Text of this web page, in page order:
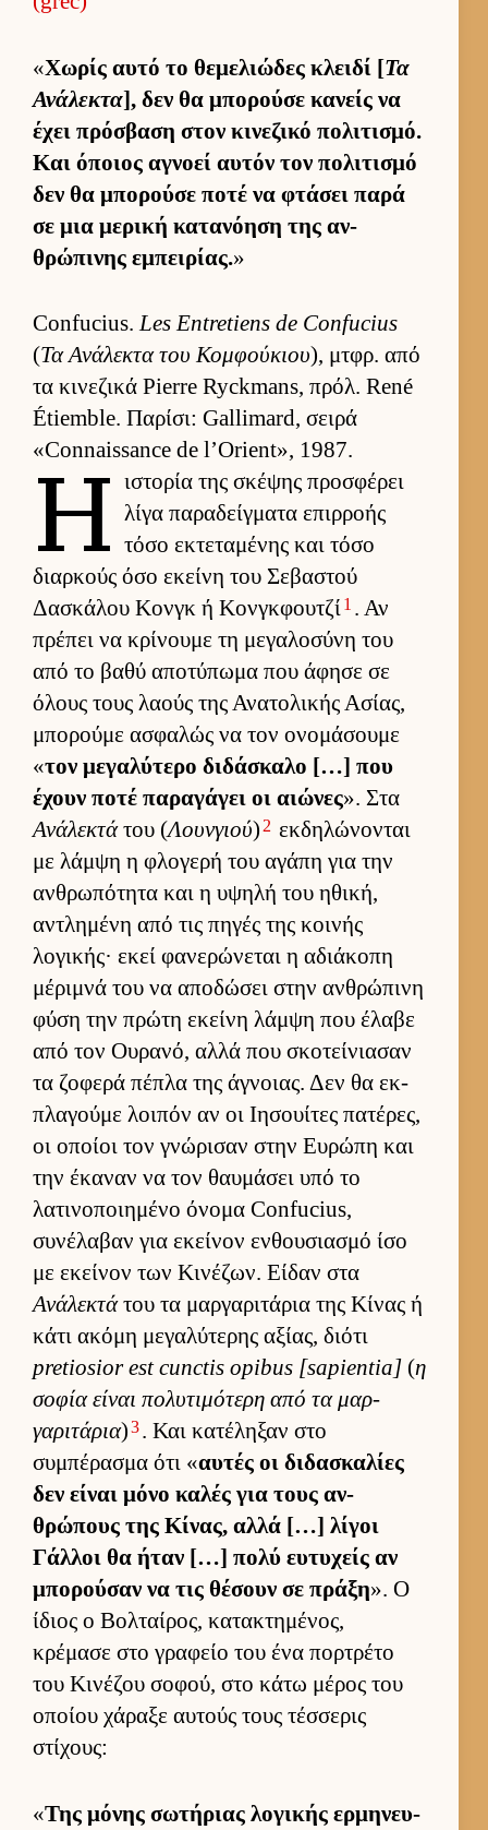
«Χωρίς αυτό το θεμελιώδες κλειδί [Τα
Ανάλεκτα], δεν θα μπορούσε κανείς να
έχει πρόσβαση στον κινεζικό πολιτισμό.
Και όποιος αγνοεί αυ­τόν τον πολιτισμό
δεν θα μπορούσε ποτέ να φτάσει παρά
σε μια μερική κατανόηση της αν­
θρώπινης εμπει­ρίας.»
Confucius.Les Entretiens de Confucius
(Τα Ανάλεκτα του Κομ­φού­κιου), μτ­φρ. από
τα κινεζικά Pierre Ryckmans, πρόλ. René
Étiemble. Παρίσι: Gallimard, σειρά
«Connaissance de l’Orient», 1987.
Η ιστορία της σκέψης προσφέρει
λίγα παραδείγ­ματα επιρ­ροής
τόσο εκτεταμένης και τόσο
διαρ­κούς όσο εκείνη του Σεβαστού
Δασκάλου Κονγκ ή Κονγ­κφου­τζί1 . Αν
πρέπει να κρίνουμε τη μεγαλοσύνη του
από το βαθύ αποτύπωμα που άφησε σε
όλους τους λαούς της Ανατολικής Ασίας,
μπορούμε ασφαλώς να τον ονομάσουμε
«τον μεγαλύτερο διδάσκαλο […] που
έχουν ποτέ παραγάγει οι αιώνες». Στα
Ανάλεκτάτου (Λουνγιού) 2 εκ­δηλώνονται
με λάμψη η φλογερή του αγάπη για την
αν­θρωπότητα και η υψηλή του ηθική,
αντλημένη από τις πηγές της κοι­νής
λογικής· εκεί φανερώνεται η αδιάκοπη
μέριμνά του να αποδώσει στην αν­θρώπινη
φύση την πρώτη εκείνη λάμψη που έλαβε
από τον Ου­ρανό, αλλά που σκοτεί­νια­σαν
τα ζοφερά πέπλα της άγνοιας. Δεν θα εκ­
πλαγούμε λοι­πόν αν οι Ιησουί­τες πατέρες,
οι οποίοι τον γνώρισαν στην Ευ­ρώπη και
την έκαναν να τον θαυ­μάσει υπό το
λατινοποι­ημένο όνομα Confucius,
συνέλαβαν για εκεί­νον εν­θου­σια­σμό ίσο
με εκεί­νον των Κινέζων. Εί­δαν στα
Ανάλεκτάτου τα μαρ­γαριτάρια της Κίνας ή
κάτι ακόμη μεγαλύτερης αξίας, διότι
pretiosior est cunctis opibus [sapientia] (η
σοφία εί­ναι πολυτιμότερη από τα μαρ­
γαριτάρια)3. Και κατέληξαν στο
συμπέρασμα ότι «αυ­τές οι διδασκαλίες
δεν εί­ναι μόνο καλές για τους αν­
θρώπους της Κίνας, αλλά […] λίγοι
Γάλ­λοι θα ήταν […] πολύ ευ­τυχείς αν
μπορού­σαν να τις θέσουν σε πράξη». Ο
ίδιος ο Βολ­ταί­ρος, κατακτημένος,
κρέμασε στο γραφείο του ένα πορ­τρέτο
του Κινέζου σοφού, στο κάτω μέρος του
οποίου χάραξε αυ­τούς τους τέσ­σερις
στίχους:
«Της μόνης σωτήριας λογικής ερ­μηνευ­